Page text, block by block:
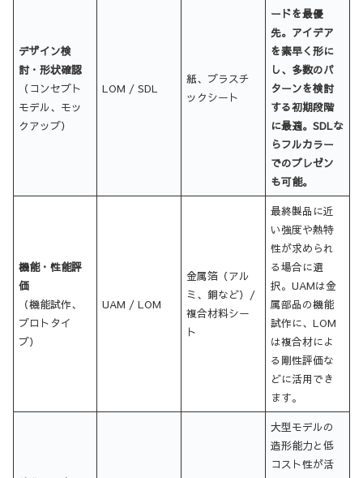
デザイン検
討・形状確認
（コンセプト
モデル、モッ
クアップ）
LOM / SDL
紙、プラスチ
ックシート
ードを最優
先。アイデア
を素早く形に
し、多数のパ
ターンを検討
する初期段階
に最適。SDLな
らフルカラー
でのプレゼン
も可能。
機能・性能評
価
（機能試作、
プロトタイ
プ）
UAM / LOM
金属箔（アル
ミ、銅など）/
複合材料シー
ト
最終製品に近
い強度や熱特
性が求められ
る場合に選
択。UAMは金
属部品の機能
試作に、LOM
は複合材によ
る剛性評価な
どに活用でき
ます。
大型モデルの
造形能力と低
コスト性が活